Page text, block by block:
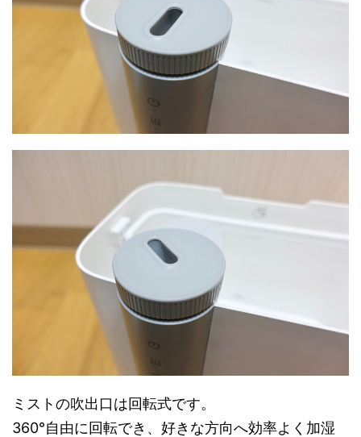
ミストの吹出口は回転式です。
360°自由に回転でき、好きな方向へ効率よく加湿